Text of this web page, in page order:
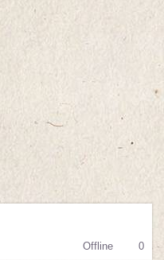
Offline
0